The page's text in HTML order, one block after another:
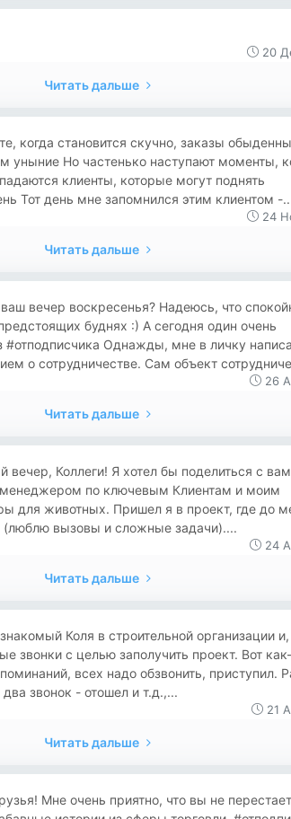
20
Читать дальше
когда становится скучно, заказы
уныние Но частенько наступают моменты,
клиенты, которые могут поднять
Тот день мне запомнился этим клиентом -
24
Читать дальше
вечер воскресенья? Надеюсь, что
буднях :) А сегодня один очень
#отподписчика Однажды, мне в личку
о сотрудничестве. Сам объект
26
Читать дальше
вечер, Коллеги! Я хотел бы поделиться с
менеджером по ключевым Клиентам и моим
для животных. Пришел я в проект, где до
(люблю вызовы и сложные задачи)....
24
Читать дальше
Коля в строительной организации и,
звонки с целью заполучить проект. Вот
всех надо обзвонить, приступил.
звонок - отошел и т.д.,...
21
Читать дальше
Мне очень приятно, что вы не